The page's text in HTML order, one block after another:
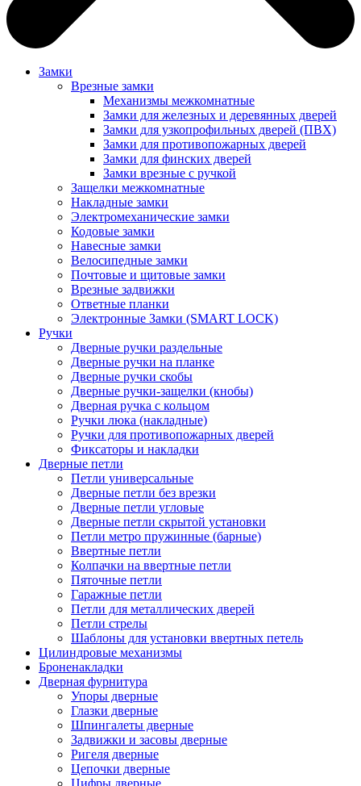
Замки
Врезные замки
Механизмы межкомнатные
Замки для железных и деревянных дверей
Замки для узкопрофильных дверей (ПВХ)
Замки для противопожарных дверей
Замки для финских дверей
Замки врезные с ручкой
Защелки межкомнатные
Накладные замки
Электромеханические замки
Кодовые замки
Навесные замки
Велосипедные замки
Почтовые и щитовые замки
Врезные задвижки
Ответные планки
Электронные Замки (SMART LOCK)
Ручки
Дверные ручки раздельные
Дверные ручки на планке
Дверные ручки скобы
Дверные ручки-защелки (кнобы)
Дверная ручка с кольцом
Ручки люка (накладные)
Ручки для противопожарных дверей
Фиксаторы и накладки
Дверные петли
Петли универсальные
Дверные петли без врезки
Дверные петли угловые
Дверные петли скрытой установки
Петли метро пружинные (барные)
Ввертные петли
Колпачки на ввертные петли
Пяточные петли
Гаражные петли
Петли для металлических дверей
Петли стрелы
Шаблоны для установки ввертных петель
Цилиндровые механизмы
Броненакладки
Дверная фурнитура
Упоры дверные
Глазки дверные
Шпингалеты дверные
Задвижки и засовы дверные
Ригеля дверные
Цепочки дверные
Цифры дверные